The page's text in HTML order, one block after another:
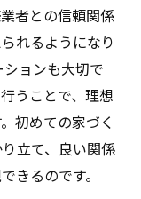
者との信頼関係
れるようになり
ョンも大切で
うことで、理想
初めての家づく
立て、良い関係
きるのです。